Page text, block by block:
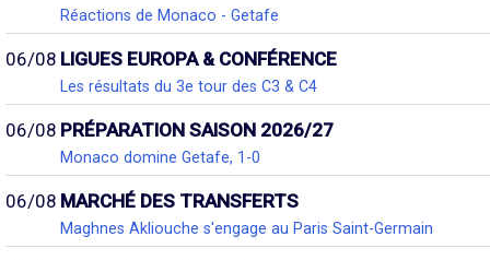
Réactions de Monaco - Getafe
06/08 LIGUES EUROPA & CONFÉRENCE
Les résultats du 3e tour des C3 & C4
06/08 PRÉPARATION SAISON 2026/27
Monaco domine Getafe, 1-0
06/08 MARCHÉ DES TRANSFERTS
Maghnes Akliouche s'engage au Paris Saint-Germain